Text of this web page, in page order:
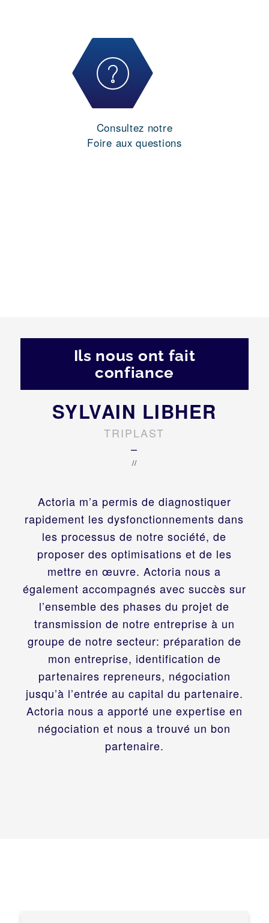
Consultez notre
Foire aux questions
Ils nous ont fait
confiance
Actoria m’a permis de diagnostiquer
rapidement les dysfonctionnements dans
les processus de notre société, de
proposer des optimisations et de les
mettre en œuvre. Actoria nous a
également accompagnés avec succès sur
l’ensemble des phases du projet de
transmission de notre entreprise à un
groupe de notre secteur: préparation de
mon entreprise, identification de
partenaires repreneurs, négociation
jusqu’à l’entrée au capital du partenaire.
Actoria nous a apporté une expertise en
négociation et nous a trouvé un bon
partenaire.
SYLVAIN LIBHER
TRIPLAST
–
//